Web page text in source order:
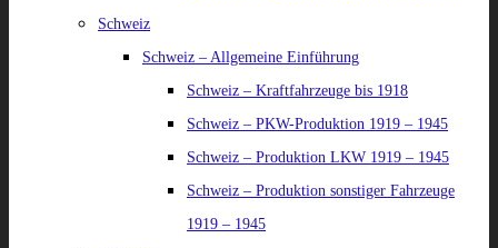
Schweiz
Schweiz – Allgemeine Einführung
Schweiz – Kraftfahrzeuge bis 1918
Schweiz – PKW-Produktion 1919 – 1945
Schweiz – Produktion LKW 1919 – 1945
Schweiz – Produktion sonstiger Fahrzeuge
1919 – 1945